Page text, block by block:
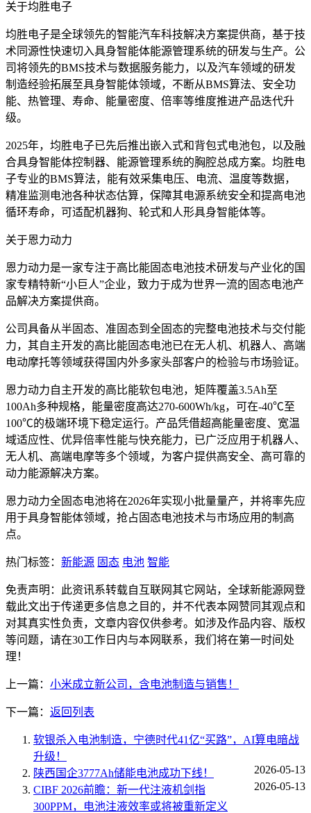
关于均胜电子
均胜电子是全球领先的智能汽车科技解决方案提供商，基于技
术同源性快速切入具身智能体能源管理系统的研发与生产。公
司将领先的BMS技术与数据服务能力，以及汽车领域的研发
制造经验拓展至具身智能体领域，不断从BMS算法、安全功
能、热管理、寿命、能量密度、倍率等维度推进产品迭代升
级。
2025年，均胜电子已先后推出嵌入式和背包式电池包，以及融
合具身智能体控制器、能源管理系统的胸腔总成方案。均胜电
子专业的BMS算法，能有效采集电压、电流、温度等数据，
精准监测电池各种状态估算，保障其电源系统安全和提高电池
循环寿命，可适配机器狗、轮式和人形具身智能体等。
关于恩力动力
恩力动力是一家专注于高比能固态电池技术研发与产业化的国
家专精特新“小巨人”企业，致力于成为世界一流的固态电池产
品解决方案提供商。
公司具备从半固态、准固态到全固态的完整电池技术与交付能
力，其自主开发的高比能固态电池已在无人机、机器人、高端
电动摩托等领域获得国内外多家头部客户的检验与市场验证。
恩力动力自主开发的高比能软包电池，矩阵覆盖3.5Ah至
100Ah多种规格，能量密度高达270-600Wh/kg，可在-40℃至
100℃的极端环境下稳定运行。产品凭借超高能量密度、宽温
域适应性、优异倍率性能与快充能力，已广泛应用于机器人、
无人机、高端电摩等多个领域，为客户提供高安全、高可靠的
动力能源解决方案。
恩力动力全固态电池将在2026年实现小批量量产，并将率先应
用于具身智能体领域，抢占固态电池技术与市场应用的制高
点。
热门标签： 新能源 固态 电池 智能
免责声明：此资讯系转载自互联网其它网站，全球新能源网登
载此文出于传递更多信息之目的，并不代表本网赞同其观点和
对其真实性负责，文章内容仅供参考。如涉及作品内容、版权
等问题，请在30工作日内与本网联系，我们将在第一时间处
理！
上一篇： 小米成立新公司，含电池制造与销售！
下一篇： 返回列表
软银杀入电池制造，宁德时代41亿“买路”，AI算电暗战
升级！
2026-05-13
陕西国企3777Ah储能电池成功下线！
2026-05-13
CIBF 2026前瞻：新一代注液机剑指
300PPM，电池注液效率或将被重新定义